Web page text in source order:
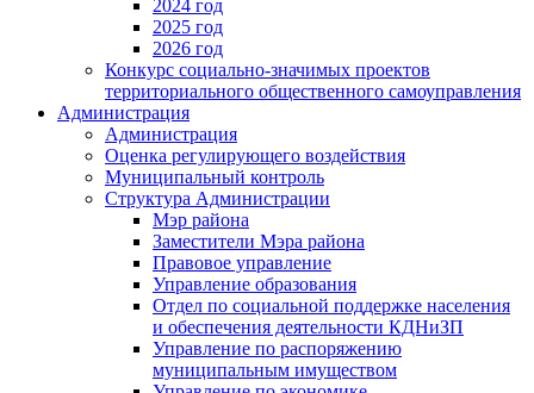
2024 год
2025 год
2026 год
Конкурс социально-значимых проектов
территориального общественного самоуправления
Администрация
Администрация
Оценка регулирующего воздействия
Муниципальный контроль
Структура Администрации
Мэр района
Заместители Мэра района
Правовое управление
Управление образования
Отдел по социальной поддержке населения
и обеспечения деятельности КДНиЗП
Управление по распоряжению
муниципальным имуществом